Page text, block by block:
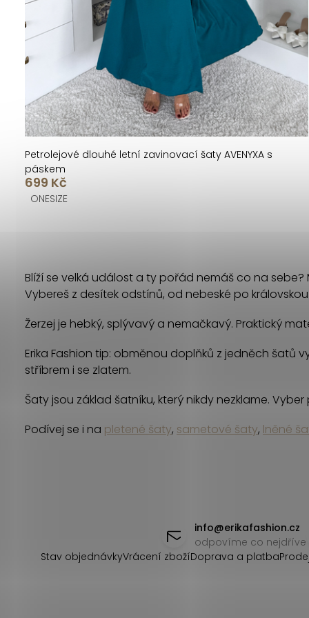
k
t
u
k
ů
Petrolejové dlouhé letní zavinovací šaty AVENYXA s
páskem
699 Kč
ONESIZE
l
á
a
c
p
Blíží se velká událost a ty pořád nemáš co na
Vybereš z desítek odstínů, od nebeské po
Žerzej je hebký, splývavý a nemačkavý. Praktický
Erika Fashion tip: obměnou doplňků z jedněch šatů
stříbrem i se zlatem.
Šaty jsou základ šatníku, který nikdy nezklame.
Podívej se i na pletené šaty, sametové šaty, lněné
info@erikafashion.cz
odpovíme co nejdříve
Stav objednávkyVrácení zbožíDoprava a platba